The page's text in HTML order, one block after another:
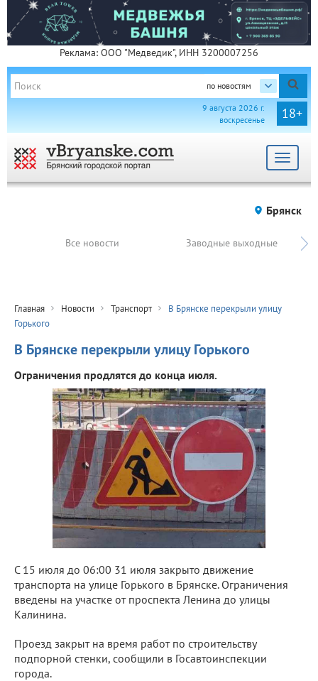
Реклама: ООО "Медведик", ИНН 3200007256
по новостям
18+
9 августа 2026 г.
воскресенье
Toggle
Брянск
Все новости Заводные выходные
Главная Новости Транспорт
В Брянске перекрыли улицу
Горького
В Брянске перекрыли улицу Горького
Ограничения продлятся до конца июля.
С 15 июля до 06:00 31 июля закрыто движение
транспорта на улице Горького в Брянске. Ограничения
введены на участке от проспекта Ленина до улицы
Калинина.
Проезд закрыт на время работ по строительству
подпорной стенки, сообщили в Госавтоинспекции
города.